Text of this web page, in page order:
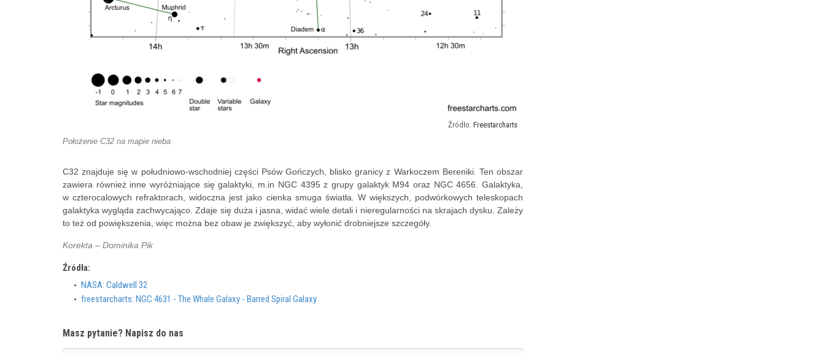
Freestarcharts
Położenie C32 na mapie nieba
C32 znajduje się w południowo-wschodniej części Psów Gończych, blisko granicy z Warkoczem Bereniki. Ten obszar
zawiera również inne wyróżniające się galaktyki, m.in NGC 4395 z grupy galaktyk M94 oraz NGC 4656. Galaktyka,
w czterocalowych refraktorach, widoczna jest jako cienka smuga światła. W większych, podwórkowych teleskopach
galaktyka wygląda zachwycająco. Zdaje się duża i jasna, widać wiele detali i nieregularności na skrajach dysku. Zależy
to też od powiększenia, więc można bez obaw je zwiększyć, aby wyłonić drobniejsze szczegóły.
Korekta – Dominika Pik
Źródła:
NASA: Caldwell 32
freestarcharts: NGC 4631 - The Whale Galaxy - Barred Spiral Galaxy
Masz pytanie? Napisz do nas